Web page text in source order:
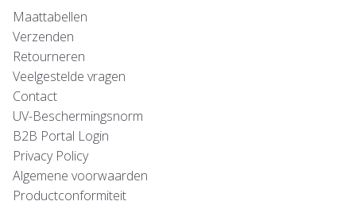
Maattabellen
Verzenden
Retourneren
Veelgestelde vragen
Contact
UV-Beschermingsnorm
B2B Portal Login
Privacy Policy
Algemene voorwaarden
Productconformiteit